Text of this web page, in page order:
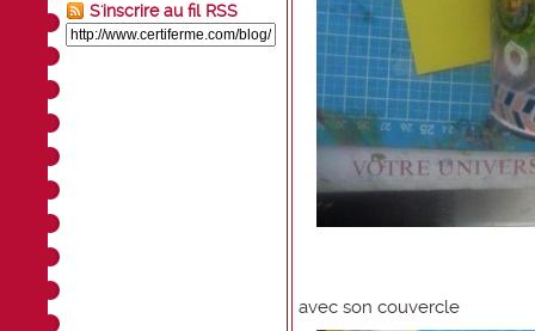
S'inscrire au fil RSS
avec son couvercle